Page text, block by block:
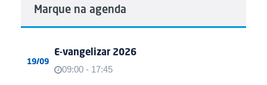
Marque na agenda
19/09
E-vangelizar 2026
09:00 - 17:45